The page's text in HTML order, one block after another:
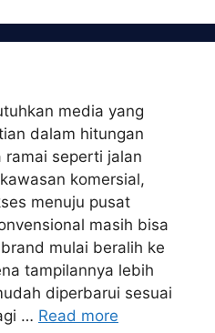
media yang
dalam hitungan
seperti jalan
komersial,
menuju pusat
masih bisa
mulai beralih ke
tampilannya lebih
diperbarui sesuai
… Read more